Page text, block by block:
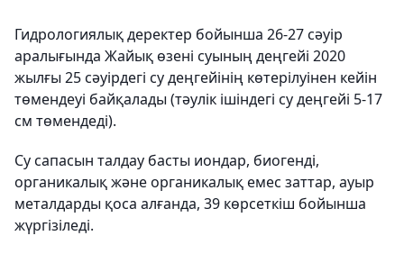
Гидрологиялық деректер бойынша 26-27 сәуір
аралығында Жайық өзені суының деңгейі 2020
жылғы 25 сәуірдегі су деңгейінің көтерілуінен кейін
төмендеуі байқалады (тәулік ішіндегі су деңгейі 5-17
см төмендеді).
Су сапасын талдау басты иондар, биогенді,
органикалық және органикалық емес заттар, ауыр
металдарды қоса алғанда, 39 көрсеткіш бойынша
жүргізіледі.